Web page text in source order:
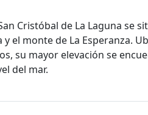
Cristóbal de La Laguna se
y el monte de La Esperanza.
su mayor elevación se
del mar.